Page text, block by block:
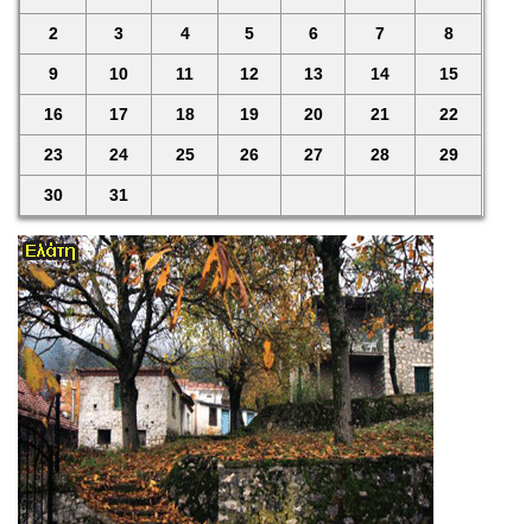
2 3 4 5 6 7 8
9 10 11 12 13 14 15
16 17 18 19 20 21 22
23 24 25 26 27 28 29
30 31